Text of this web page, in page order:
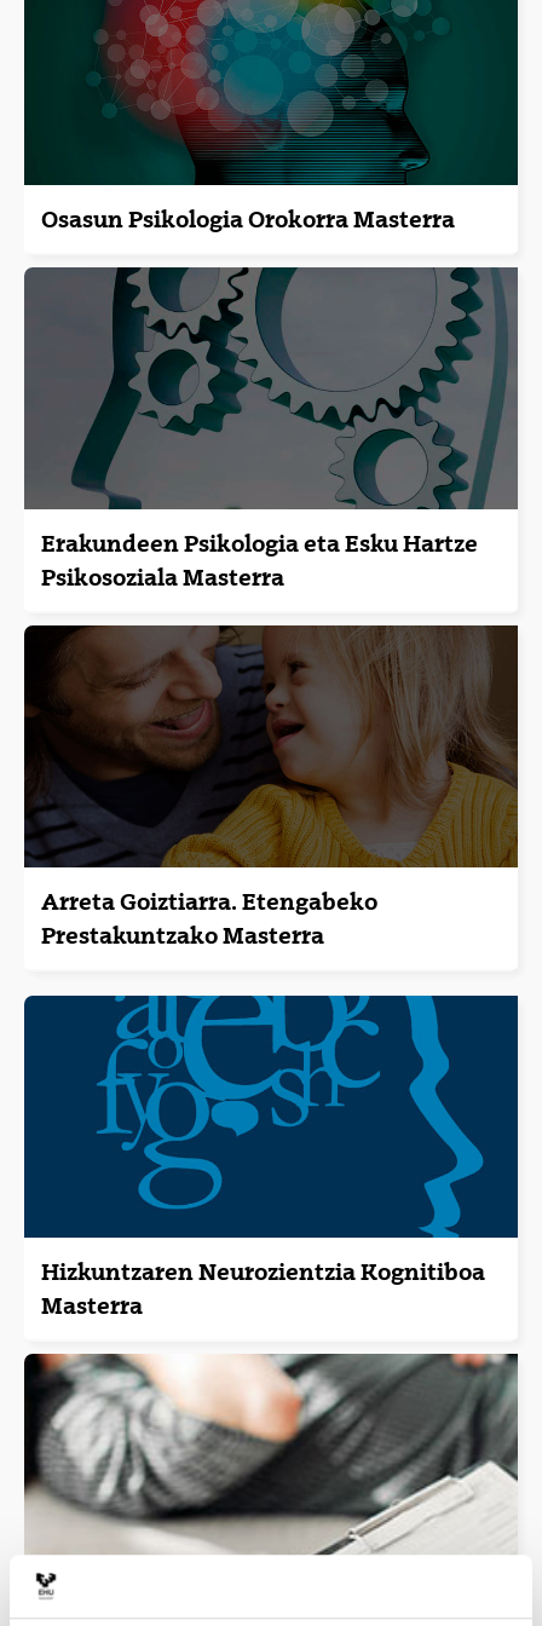
Osasun Psikologia Orokorra Masterra
Erakundeen Psikologia eta Esku Hartze
Psikosoziala Masterra
Arreta Goiztiarra. Etengabeko
Prestakuntzako Masterra
Hizkuntzaren Neurozientzia Kognitiboa
Masterra